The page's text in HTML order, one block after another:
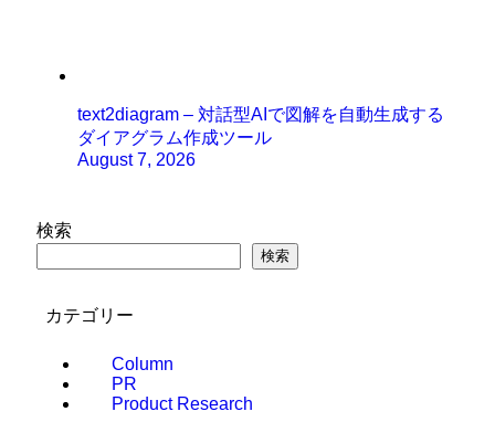
text2diagram – 対話型AIで図解を自動生成する
ダイアグラム作成ツール
August 7, 2026
検索
検索
カテゴリー
Column
PR
Product Research